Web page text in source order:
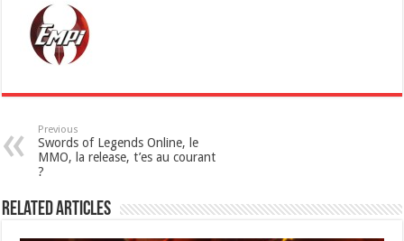
Previous
Swords of Legends Online, le
MMO, la release, t’es au courant
?
Related Articles